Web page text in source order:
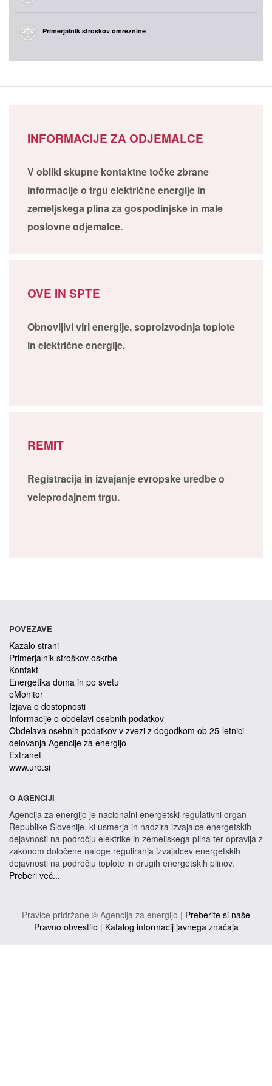
Primerjalnik stroškov omrežnine
INFORMACIJE ZA ODJEMALCE
V obliki skupne kontaktne točke zbrane
Informacije o trgu električne energije in
zemeljskega plina za gospodinjske in male
poslovne odjemalce.
OVE IN SPTE
Obnovljivi viri energije, soproizvodnja toplote
in električne energije.
REMIT
Registracija in izvajanje evropske uredbe o
veleprodajnem trgu.
POVEZAVE
Kazalo strani
Primerjalnik stroškov oskrbe
Kontakt
Energetika doma in po svetu
eMonitor
Izjava o dostopnosti
Informacije o obdelavi osebnih podatkov
Obdelava osebnih podatkov v zvezi z dogodkom ob 25-letnici
delovanja Agencije za energijo
Extranet
www.uro.si
O AGENCIJI
Agencija za energijo je nacionalni energetski regulativni organ
Republike Slovenije, ki usmerja in nadzira izvajalce energetskih
dejavnosti na področju elektrike in zemeljskega plina ter opravlja z
zakonom določene naloge reguliranja izvajalcev energetskih
dejavnosti na področju toplote in drugih energetskih plinov.
Preberi več...
Pravice pridržane © Agencija za energijo | Preberite si naše
Pravno obvestilo | Katalog informacij javnega značaja